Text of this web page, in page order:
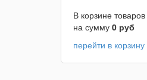
В корзине товаров
на сумму 0 руб
перейти в корзину